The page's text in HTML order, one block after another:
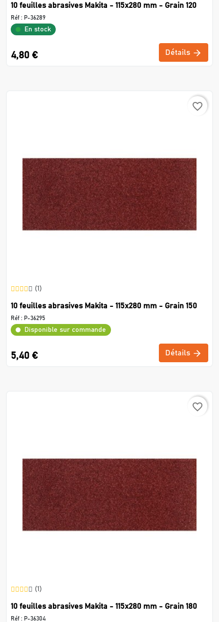
10 feuilles abrasives Makita - 115x280 mm - Grain 120
Réf : P-36289
En stock
4,80 € Détails
favorite_border
(1)
10 feuilles abrasives Makita - 115x280 mm - Grain 150
Réf : P-36295
Disponible sur commande
5,40 € Détails
favorite_border
(1)
10 feuilles abrasives Makita - 115x280 mm - Grain 180
Réf : P-36304